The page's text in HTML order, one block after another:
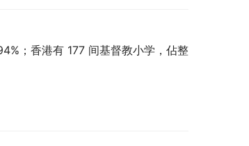
；香港有 177 间基督教小学，佔整